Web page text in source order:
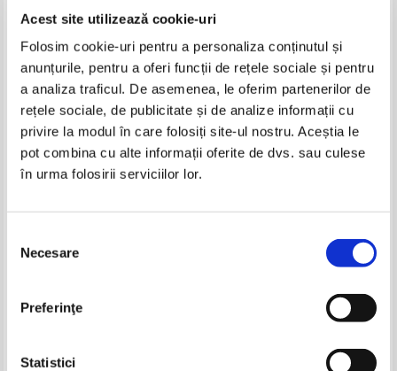
Acest site utilizează cookie-uri
Folosim cookie-uri pentru a personaliza conținutul și
anunțurile, pentru a oferi funcții de rețele sociale și pentru
a analiza traficul. De asemenea, le oferim partenerilor de
rețele sociale, de publicitate și de analize informații cu
privire la modul în care folosiți site-ul nostru. Aceștia le
pot combina cu alte informații oferite de dvs. sau culese
în urma folosirii serviciilor lor.
consimțământului
Necesare
Preferinţe
Statistici
Regis Demounem, Joseph
Gourlaouen - Sciences de la vie
et de la Terre (volumul 2)
George Friedman - Urmatorii
100 de ani. Previziuni pentru
secolul XXI